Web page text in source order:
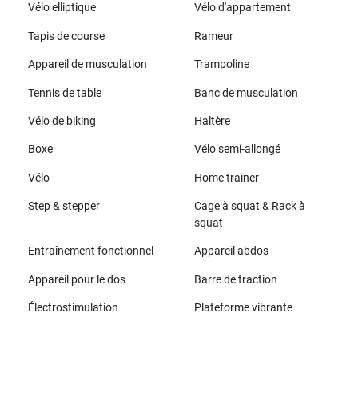
Vélo elliptique
Vélo d'appartement
Tapis de course Rameur
Appareil de musculation Trampoline
Tennis de table Banc de musculation
Vélo de biking Haltère
Boxe Vélo semi-allongé
Vélo Home trainer
Step & stepper
Cage à squat & Rack à
squat
Entraînement fonctionnel Appareil abdos
Appareil pour le dos Barre de traction
Électrostimulation Plateforme vibrante